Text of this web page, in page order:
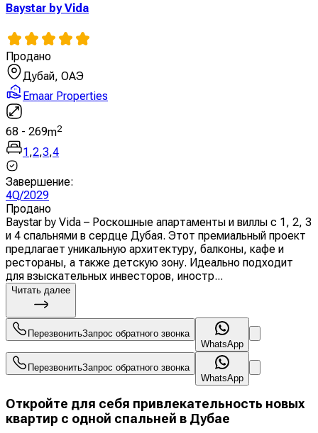
Baystar by Vida
Продано
Дубай, ОАЭ
Emaar Properties
68 - 269m2
1,2,3,4
Завершение:
4Q/2029
Продано
Baystar by Vida – Роскошные апартаменты и виллы с 1, 2, 3
и 4 спальнями в сердце Дубая. Этот премиальный проект
предлагает уникальную архитектуру, балконы, кафе и
рестораны, а также детскую зону. Идеально подходит
для взыскательных инвесторов, иностр...
Читать далее
ПерезвонитьЗапрос обратного звонка
WhatsApp
ПерезвонитьЗапрос обратного звонка
WhatsApp
Откройте для себя привлекательность новых
квартир с одной спальней в Дубае